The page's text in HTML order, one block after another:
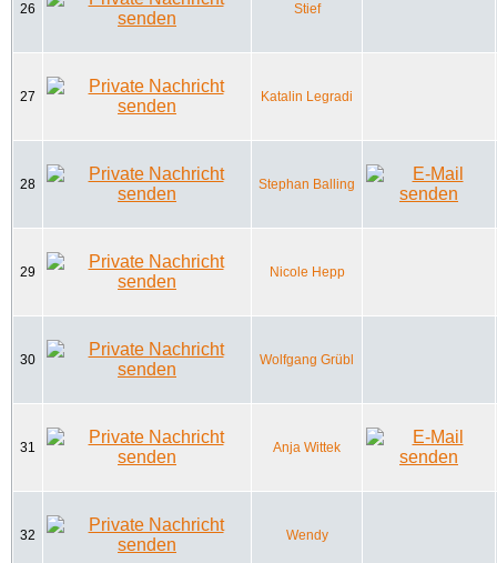
26 Stief
27 Katalin Legradi
28 Stephan Balling
29 Nicole Hepp
30 Wolfgang Grübl
31 Anja Wittek
32 Wendy